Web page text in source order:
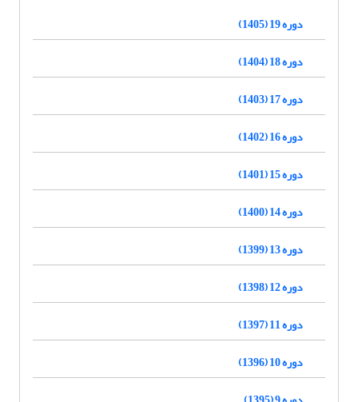
دوره 19 (1405)
دوره 18 (1404)
دوره 17 (1403)
دوره 16 (1402)
دوره 15 (1401)
دوره 14 (1400)
دوره 13 (1399)
دوره 12 (1398)
دوره 11 (1397)
دوره 10 (1396)